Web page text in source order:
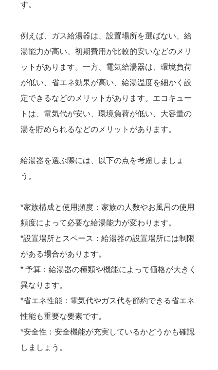
す。
例えば、ガス給湯器は、設置場所を選ばない、給
湯能力が高い、初期費用が比較的安いなどのメリ
ットがあります。一方、電気給湯器は、環境負荷
が低い、省エネ効果が高い、給湯温度を細かく設
定できるなどのメリットがあります。エコキュー
トは、電気代が安い、環境負荷が低い、大容量の
湯を貯められるなどのメリットがあります。
給湯器を選ぶ際には、以下の点を考慮しましょ
う。
*家族構成と使用頻度：家族の人数やお風呂の使用
頻度によって必要な給湯能力が変わります。
*設置場所とスペース：給湯器の設置場所には制限
がある場合があります。
* 予算：給湯器の種類や機能によって価格が大きく
異なります。
*省エネ性能：電気代やガス代を節約できる省エネ
性能も重要な要素です。
*安全性：安全機能が充実しているかどうかも確認
しましょう。